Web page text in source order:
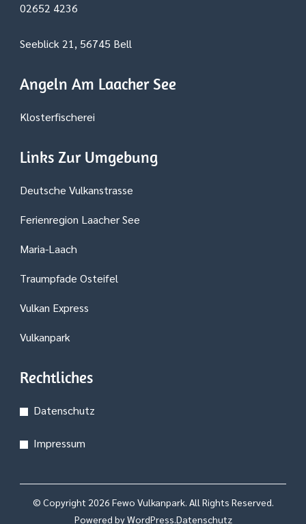
02652 4236
Seeblick 21, 56745 Bell
Angeln Am Laacher See
Klosterfischerei
Links Zur Umgebung
Deutsche Vulkanstrasse
Ferienregion Laacher See
Maria-Laach
Traumpfade Osteifel
Vulkan Express
Vulkanpark
Rechtliches
Datenschutz
Impressum
© Copyright 2026 Fewo Vulkanpark. All Rights Reserved.
Powered byWordPress.Datenschutz